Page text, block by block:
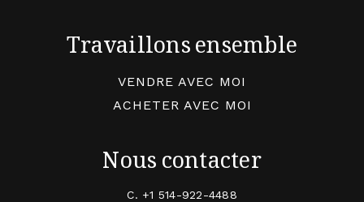
Travaillons ensemble
VENDRE AVEC MOI
ACHETER AVEC MOI
Nous contacter
C. +1 514-922-4488